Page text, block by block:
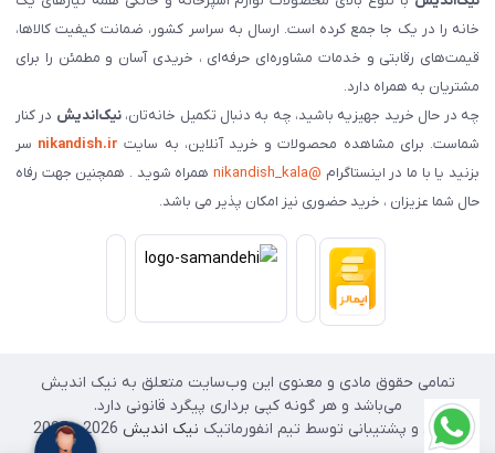
خانه را در یک جا جمع کرده است. ارسال به سراسر کشور، ضمانت کیفیت کالاها،
قیمت‌های رقابتی و خدمات مشاوره‌ای حرفه‌ای ، خریدی آسان و مطمئن را برای
مشتریان به همراه دارد.
چه در حال خرید جهیزیه باشید، چه به دنبال تکمیل خانه‌تان،نیک‌اندیش در کنار
شماست. برای مشاهده محصولات و خرید آنلاین، به سایت nikandish.ir سر
بزنید یا با ما در اینستاگرام @nikandish_kala
همراه شوید . همچنین جهت رفاه
حال شما عزیزان ، خرید حضوری نیز امکان پذیر می باشد.
تمامی حقوق مادی و معنوی این وب‌سایت متعلق به نیک اندیش
می‌باشد و هر گونه کپی برداری پیگرد قانونی دارد.
طراحی و پشتیبانی توسط تیم انفورماتیک نیک اندیش 2026 - 2025